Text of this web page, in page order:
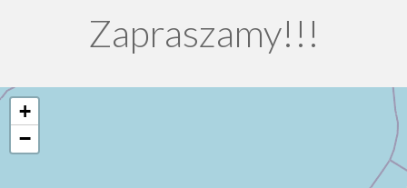
Zapraszamy!!!
+
−